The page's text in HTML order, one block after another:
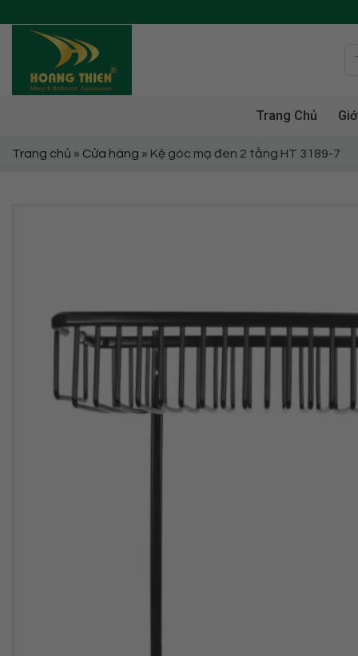
to
Trang Chủ
Trang chủ » Cửa hàng » Kệ góc mạ đen 2 tầng HT 3189-7